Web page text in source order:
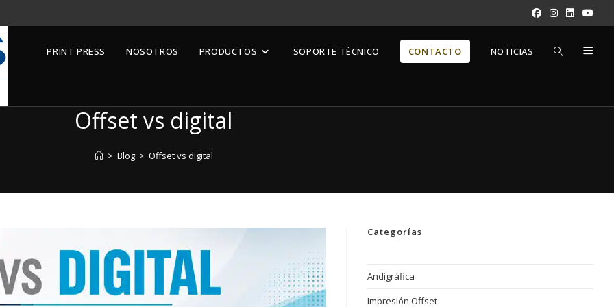
PRINT PRESS NOSOTROS PRODUCTOS SOPORTE TÉCNICO CONTACTO NOTICIAS ALTERNAR
Offset vs digital
> Blog > Offset vs digital
Categorías
Andigráfica
Impresión Offset